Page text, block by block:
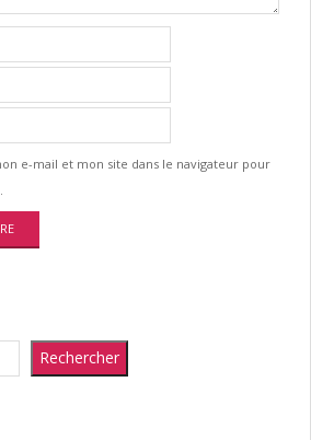
e-mail et mon site dans le navigateur pour
Rechercher